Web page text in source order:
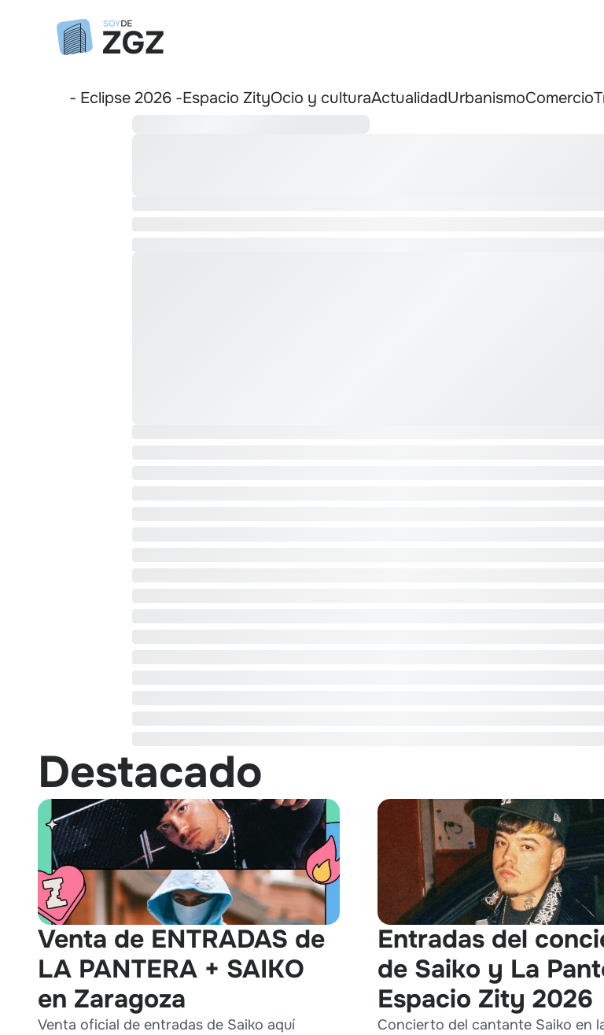
- Eclipse 2026 -Espacio ZityOcio y culturaActualidadUrbanismoComercio
Destacado
Venta de ENTRADAS de
LA PANTERA + SAIKO
en Zaragoza
Venta oficial de entradas de Saiko aquí
Entradas del
de Saiko y La
Espacio Zity 2026
Concierto del cantante Saiko en